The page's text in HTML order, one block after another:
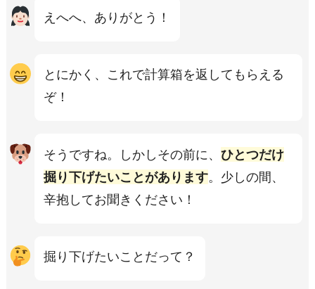
えへへ、ありがとう！
とにかく、これで計算箱を返してもらえる
ぞ！
そうですね。しかしその前に、ひとつだけ
掘り下げたいことがあります。少しの間、
辛抱してお聞きください！
掘り下げたいことだって？